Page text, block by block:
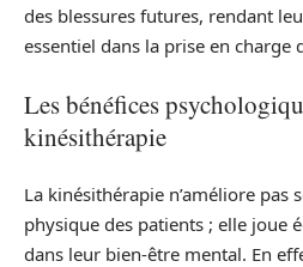
des blessures futures, rendant
essentiel dans la prise en charge
Les bénéfices
kinésithérapie
La kinésithérapie n’améliore pas
physique des patients ; elle joue
dans leur bien-être mental. En